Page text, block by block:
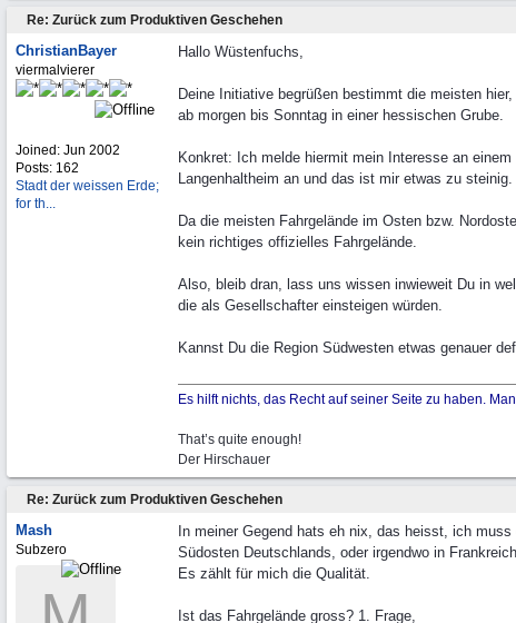
Re: Zurück zum Produktiven Geschehen
ChristianBayer
viermalvierer
Joined: Jun 2002
Posts: 162
Stadt der weissen Erde;
for th...
Hallo Wüstenfuchs,
Deine Initiative begrüßen bestimmt die meisten
ab morgen bis Sonntag in einer hessischen Grube.
Konkret: Ich melde hiermit mein Interesse an
Langenhaltheim an und das ist mir etwas zu steinig.
Da die meisten Fahrgelände im Osten bzw.
kein richtiges offizielles Fahrgelände.
Also, bleib dran, lass uns wissen inwieweit Du in
die als Gesellschafter einsteigen würden.
Kannst Du die Region Südwesten etwas genauer
Es hilft nichts, das Recht auf seiner Seite zu haben.
That’s quite enough!
Der Hirschauer
Re: Zurück zum Produktiven Geschehen
Mash
Subzero
In meiner Gegend hats eh nix, das heisst, ich
Südosten Deutschlands, oder irgendwo in
Es zählt für mich die Qualität.
Ist das Fahrgelände gross? 1. Frage,